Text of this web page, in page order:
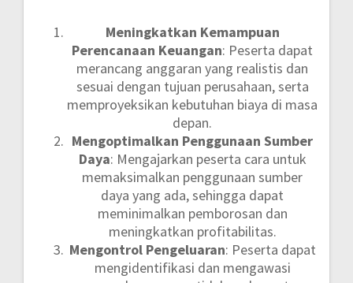
Meningkatkan Kemampuan
Perencanaan Keuangan: Peserta dapat
merancang anggaran yang realistis dan
sesuai dengan tujuan perusahaan, serta
memproyeksikan kebutuhan biaya di masa
depan.
Mengoptimalkan Penggunaan Sumber
Daya: Mengajarkan peserta cara untuk
memaksimalkan penggunaan sumber
daya yang ada, sehingga dapat
meminimalkan pemborosan dan
meningkatkan profitabilitas.
Mengontrol Pengeluaran: Peserta dapat
mengidentifikasi dan mengawasi